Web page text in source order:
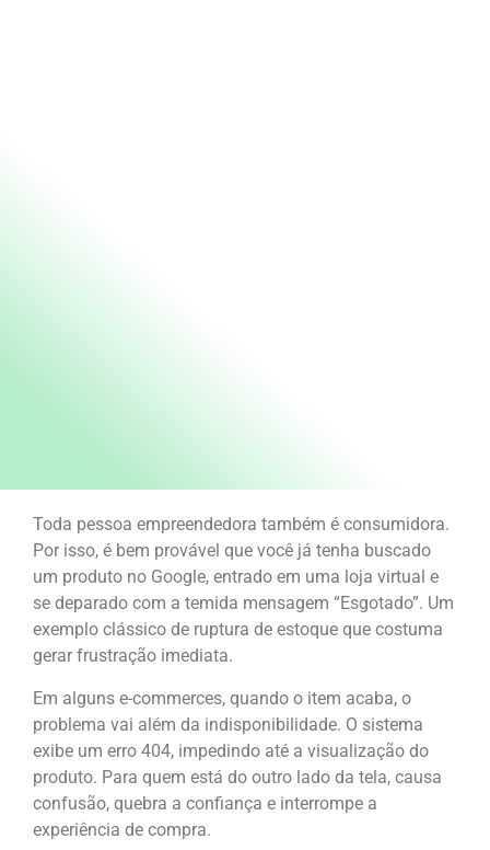
Toda pessoa empreendedora também é consumidora.
Por isso, é bem provável que você já tenha buscado
um produto no Google, entrado em uma loja virtual e
se deparado com a temida mensagem “Esgotado”. Um
exemplo clássico de ruptura de estoque que costuma
gerar frustração imediata.
Em alguns e-commerces, quando o item acaba, o
problema vai além da indisponibilidade. O sistema
exibe um erro 404, impedindo até a visualização do
produto. Para quem está do outro lado da tela, causa
confusão, quebra a confiança e interrompe a
experiência de compra.